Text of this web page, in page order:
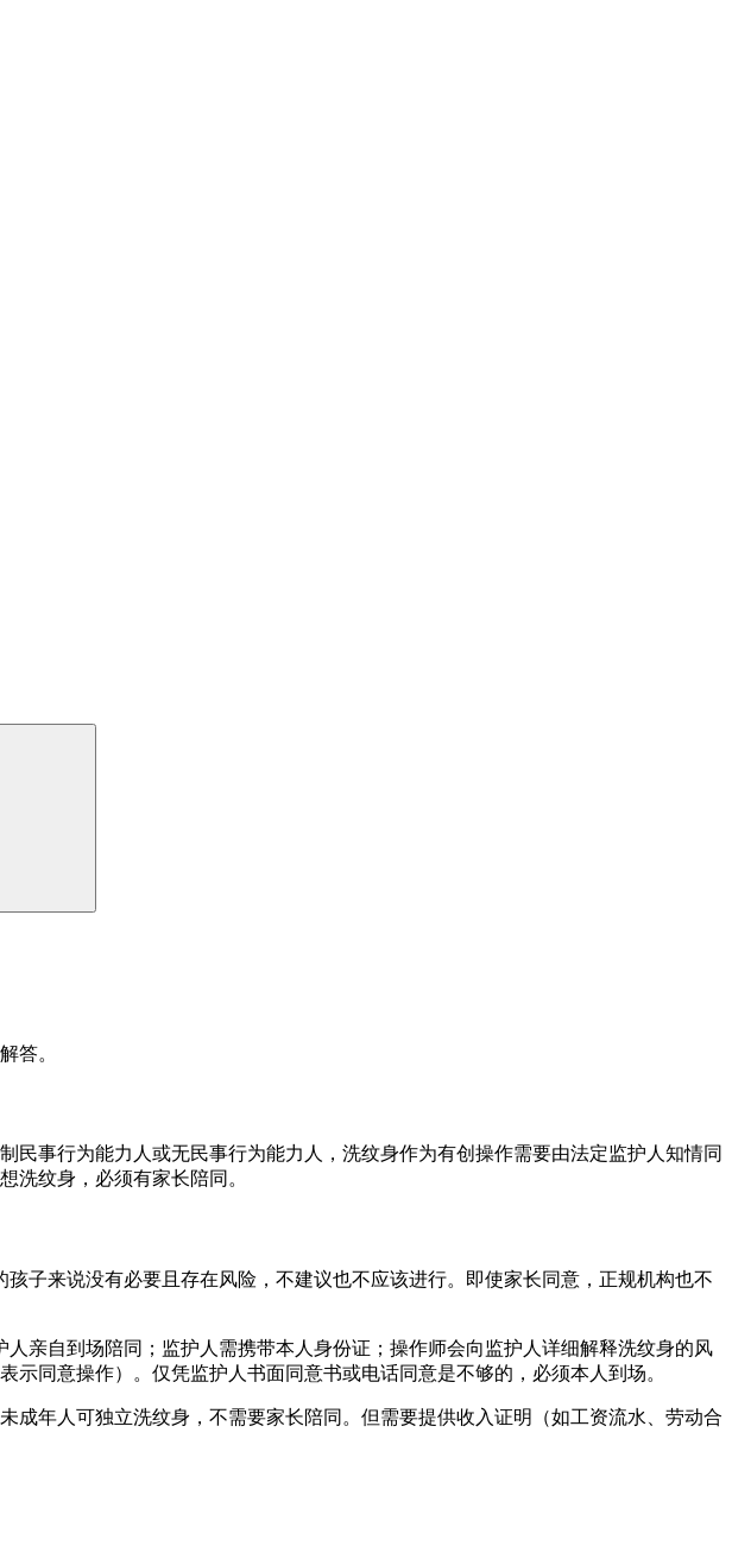
答。
事行为能力人或无民事行为能力人，洗纹身作为有创操作需要由法定监护人知情同
洗纹身，必须有家长陪同。
子来说没有必要且存在风险，不建议也不应该进行。即使家长同意，正规机构也不
亲自到场陪同；监护人需携带本人身份证；操作师会向监护人详细解释洗纹身的风
同意操作）。仅凭监护人书面同意书或电话同意是不够的，必须本人到场。
年人可独立洗纹身，不需要家长陪同。但需要提供收入证明（如工资流水、劳动合